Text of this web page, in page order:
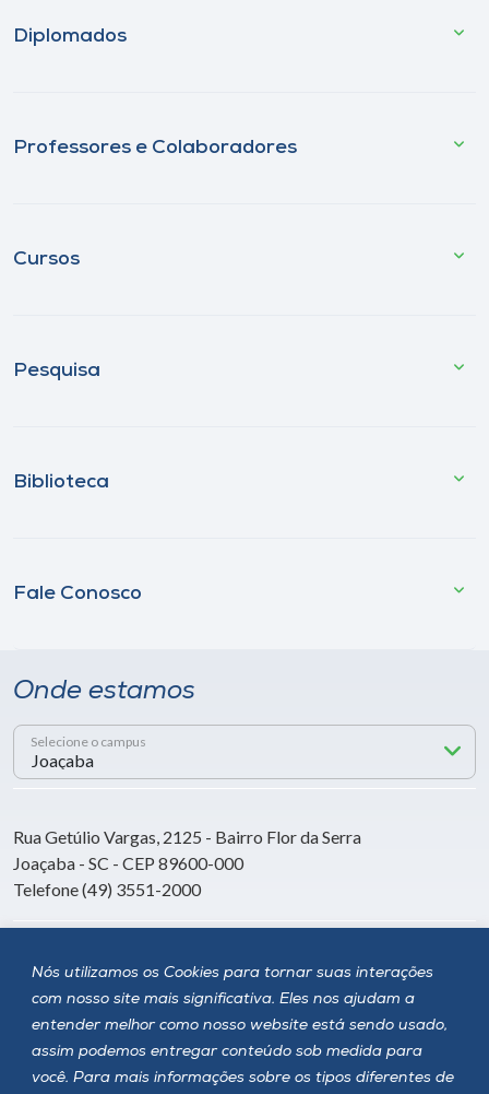
Nós utilizamos os Cookies para tornar suas interações
com nosso site mais significativa. Eles nos ajudam a
entender melhor como nosso website está sendo usado,
assim podemos entregar conteúdo sob medida para
você. Para mais informações sobre os tipos diferentes de
Diplomados
Professores e Colaboradores
Cursos
Pesquisa
Biblioteca
Fale Conosco
Onde estamos
Selecione o campus
Rua Getúlio Vargas, 2125 - Bairro Flor da Serra
Joaçaba - SC - CEP 89600-000
Telefone (49) 3551-2000
Siga a Unoesc